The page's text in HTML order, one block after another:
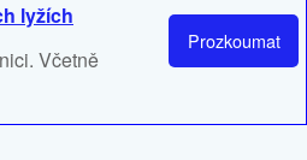
Prozkoumat
lyžích
Včetně